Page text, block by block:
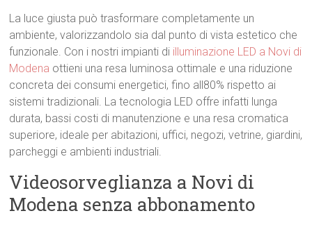
La luce giusta può trasformare completamente un
ambiente, valorizzandolo sia dal punto di vista estetico che
funzionale. Con i nostri impianti di illuminazione LED a Novi di
Modena ottieni una resa luminosa ottimale e una riduzione
concreta dei consumi energetici, fino all80% rispetto ai
sistemi tradizionali. La tecnologia LED offre infatti lunga
durata, bassi costi di manutenzione e una resa cromatica
superiore, ideale per abitazioni, uffici, negozi, vetrine, giardini,
parcheggi e ambienti industriali.
Videosorveglianza a Novi di
Modena senza abbonamento